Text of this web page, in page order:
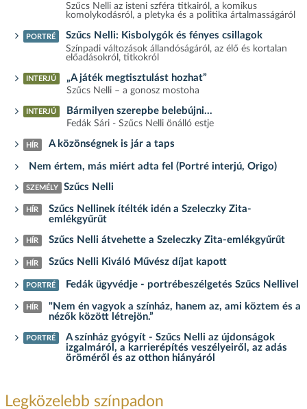
Szűcs Nelli az isteni szféra titkairól, a komikus
komolykodásról, a pletyka és a politika ártalmasságáról
PORTRÉ Szűcs Nelli: Kisbolygók és fényes csillagok
Színpadi változások állandóságáról, az élő és kortalan
előadásokról, titkokról
INTERJÚ „A játék megtisztulást hozhat”
Szűcs Nelli – a gonosz mostoha
INTERJÚ Bármilyen szerepbe belebújni...
Fedák Sári - Szűcs Nelli önálló estje
HÍR A közönségnek is jár a taps
Nem értem, más miért adta fel (Portré interjú, Origo)
SZEMÉLY Szűcs Nelli
HÍR
Szűcs Nellinek ítélték idén a Szeleczky Zita-
emlékgyűrűt
HÍR Szűcs Nelli átvehette a Szeleczky Zita-emlékgyűrűt
HÍR Szűcs Nelli Kiváló Művész díjat kapott
PORTRÉ Fedák ügyvédje - portrébeszélgetés Szűcs Nellivel
HÍR
"Nem én vagyok a színház, hanem az, ami köztem és a
nézők között létrejön.”
PORTRÉ
A színház gyógyít - Szűcs Nelli az újdonságok
izgalmáról, a karrierépítés veszélyeiről, az adás
öröméről és az otthon hiányáról
Legközelebb színpadon